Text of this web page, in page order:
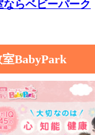
ならベビーパーク
BabyPark